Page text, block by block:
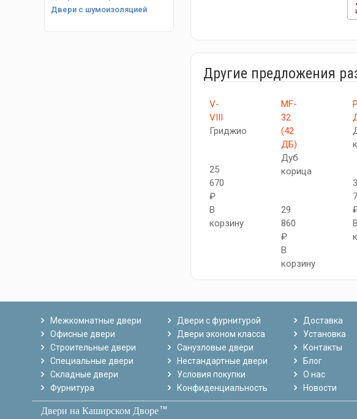
Двери с шумоизоляцией
Другие предложения
V-
VIII
Гриджио
25
670
₽
В
корзину
MF-
32
(42
ДБ)
Дуб
корица
29
860
₽
В
корзину
В
Межкомнатные двери
Офисные двери
Строительные двери
Специальные двери
Складные двери
Фурнитура
Двери с фурнитурой
Двери эконом класса
Санузловые двери
Нестандартные двери
Условия покупки
Конфиденциальность
Доставка
Установка
Контакты
Блог
О нас
Новости
Двери на Каширском Дворетм